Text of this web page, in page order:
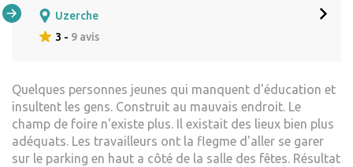
Uzerche
3 - 9 avis
Quelques personnes jeunes qui manquent d'éducation et
insultent les gens. Construit au mauvais endroit. Le
champ de foire n'existe plus. Il existait des lieux bien plus
adéquats. Les travailleurs ont la flegme d'aller se garer
sur le parking en haut a côté de la salle des fêtes. Résultat